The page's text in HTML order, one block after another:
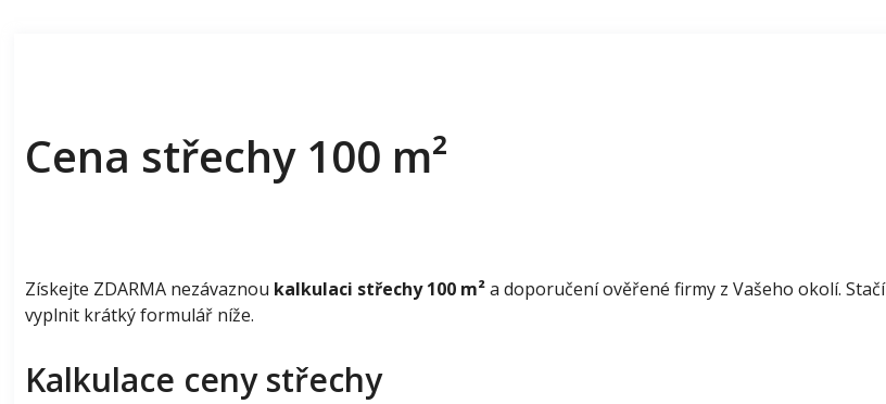
Cena střechy 100 m²
Získejte ZDARMA nezávaznou kalkulaci střechy 100 m²a doporučení ověřené firmy z Vašeho okolí. Stačí
vyplnit krátký formulář níže.
Kalkulace ceny střechy